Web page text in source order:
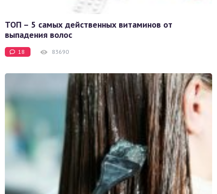
ТОП – 5 самых действенных витаминов от
выпадения волос
18 83690